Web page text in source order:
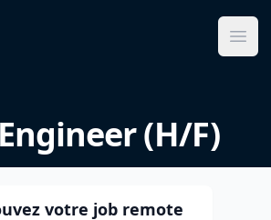
(H/F)
votre job remote